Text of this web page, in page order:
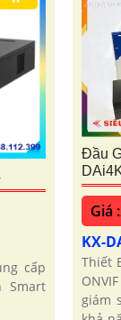
cấp
Smart
Đầu
Giá
KX-
Thiết
giám